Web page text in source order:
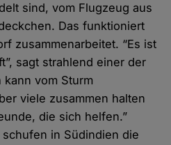
sind, vom Flugzeug aus
Das funktioniert
zusammenarbeitet. “Es ist
sagt strahlend einer der
kann vom Sturm
viele zusammen halten
die sich helfen.”
in Südindien die